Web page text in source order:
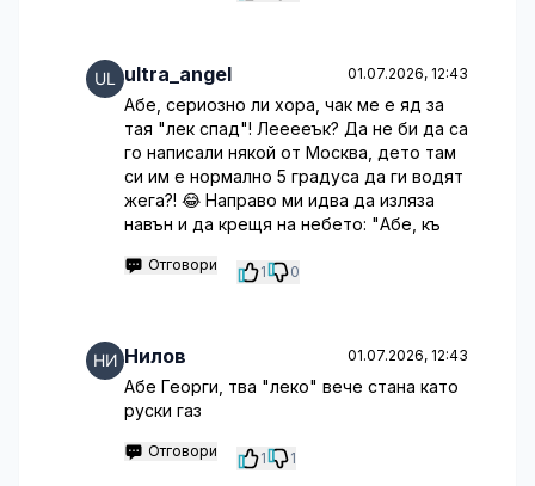
ultra_angel 01.07.2026, 12:43
Абе, сериозно ли хора, чак ме е яд за
тая "лек спад"! Лееееък? Да не би да са
го написали някой от Москва, дето там
си им е нормално 5 градуса да ги водят
жега?! 😂 Направо ми идва да изляза
навън и да крещя на небето: "Абе, къ
Отговори 1 0
Нилов 01.07.2026, 12:43
Абе Георги, тва "леко" вече стана като
руски газ
Отговори 1 1